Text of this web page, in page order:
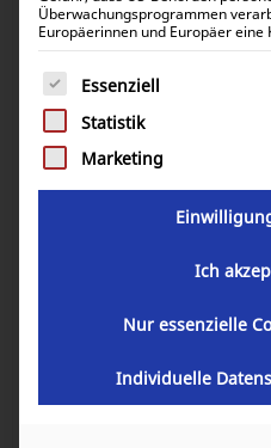
Überwachungsprogrammen
Europäerinnen und Europäer
Es folgt eine Liste der
Essenziell
Statistik
Marketing
Ich
Nur essenzielle
Individuelle